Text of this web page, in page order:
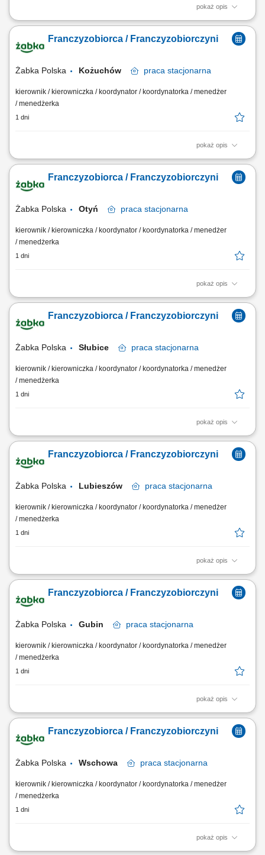
pokaż opis
Główne zadania: Prowadzenie własnej działalności gospodarczej w
obsługi. Monitorowanie stanów magazynowych i zamówień.
Dostosowywanie asortymentu sklepu do potrzeb lokalnego rynku.
Franczyzobiorca / Franczyzobiorczyni
Żabka Polska Kożuchów praca stacjonarna
kierownik / kierowniczka / koordynator / koordynatorka / menedżer
/ menedżerka
1 dni
pokaż opis
Główne zadania: Prowadzenie własnej działalności gospodarczej w
obsługi. Monitorowanie stanów magazynowych i zamówień.
Dostosowywanie asortymentu sklepu do potrzeb lokalnego rynku.
Franczyzobiorca / Franczyzobiorczyni
Żabka Polska Otyń praca stacjonarna
kierownik / kierowniczka / koordynator / koordynatorka / menedżer
/ menedżerka
1 dni
pokaż opis
Główne zadania: Prowadzenie własnej działalności gospodarczej w
obsługi. Monitorowanie stanów magazynowych i zamówień.
Dostosowywanie asortymentu sklepu do potrzeb lokalnego rynku.
Franczyzobiorca / Franczyzobiorczyni
Żabka Polska Słubice praca stacjonarna
kierownik / kierowniczka / koordynator / koordynatorka / menedżer
/ menedżerka
1 dni
pokaż opis
Główne zadania: Prowadzenie własnej działalności gospodarczej w
obsługi. Monitorowanie stanów magazynowych i zamówień.
Dostosowywanie asortymentu sklepu do potrzeb lokalnego rynku.
Franczyzobiorca / Franczyzobiorczyni
Żabka Polska Lubieszów praca stacjonarna
kierownik / kierowniczka / koordynator / koordynatorka / menedżer
/ menedżerka
1 dni
pokaż opis
Główne zadania: Prowadzenie własnej działalności gospodarczej w
obsługi. Monitorowanie stanów magazynowych i zamówień.
Dostosowywanie asortymentu sklepu do potrzeb lokalnego rynku.
Franczyzobiorca / Franczyzobiorczyni
Żabka Polska Gubin praca stacjonarna
kierownik / kierowniczka / koordynator / koordynatorka / menedżer
/ menedżerka
1 dni
pokaż opis
Główne zadania: Prowadzenie własnej działalności gospodarczej w
obsługi. Monitorowanie stanów magazynowych i zamówień.
Dostosowywanie asortymentu sklepu do potrzeb lokalnego rynku.
Franczyzobiorca / Franczyzobiorczyni
Żabka Polska Wschowa praca stacjonarna
kierownik / kierowniczka / koordynator / koordynatorka / menedżer
/ menedżerka
1 dni
pokaż opis
Główne zadania: Prowadzenie własnej działalności gospodarczej w